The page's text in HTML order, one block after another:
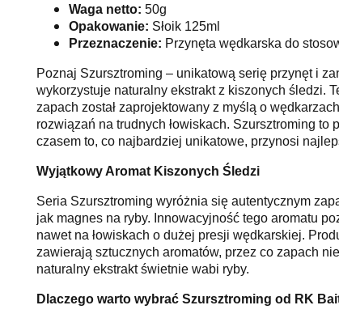
Waga netto: 50g
Opakowanie: Słoik 125ml
Przeznaczenie: Przynęta wędkarska do
Poznaj Szursztroming – unikatową serię przynęt i
wykorzystuje naturalny ekstrakt z kiszonych śledzi.
zapach został zaprojektowany z myślą o
rozwiązań na trudnych łowiskach. Szursztroming to
czasem to, co najbardziej unikatowe, przynosi
Wyjątkowy Aromat Kiszonych Śledzi
Seria Szursztroming wyróżnia się autentycznym
jak magnes na ryby. Innowacyjność tego aromatu
nawet na łowiskach o dużej presji wędkarskiej.
zawierają sztucznych aromatów, przez co zapach
naturalny ekstrakt świetnie wabi ryby.
Dlaczego warto wybrać Szursztroming od RK